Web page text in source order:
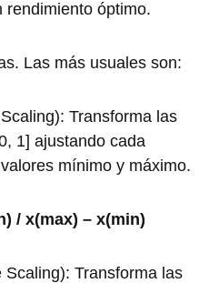
rendimiento óptimo.
Las más usuales son:
Transforma las
1] ajustando cada
mínimo y máximo.
/ x(max) – x(min)
Transforma las